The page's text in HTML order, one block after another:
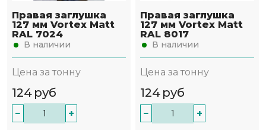
Правая заглушка
127 мм Vortex Matt
RAL 7024
В наличии
Цена за тонну
124 руб
− +
Правая заглушка
127 мм Vortex Matt
RAL 8017
В наличии
Цена за тонну
124 руб
− +